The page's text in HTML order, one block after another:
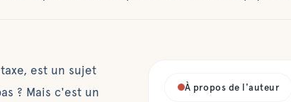
est un sujet
? Mais c'est un
À propos de l'auteur